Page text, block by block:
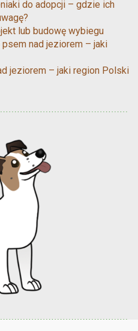
do adopcji – gdzie ich
lub budowę wybiegu
psem nad jeziorem – jaki
jeziorem – jaki region Polski